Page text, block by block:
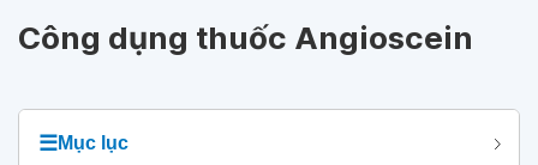
Công dụng thuốc Angioscein
☰Mục lục